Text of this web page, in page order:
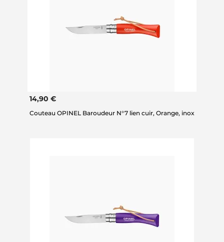
14,90 €
Couteau OPINEL Baroudeur N°7 lien cuir, Orange, inox